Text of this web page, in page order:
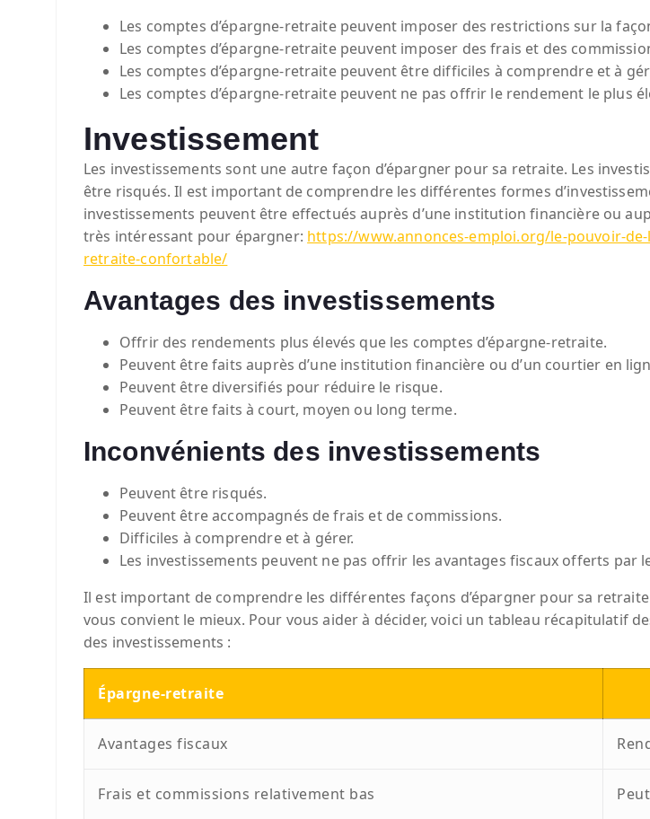
Les comptes d’épargne-retraite peuvent imposer des restrictions sur la
Les comptes d’épargne-retraite peuvent imposer des frais et des
Les comptes d’épargne-retraite peuvent être difficiles à comprendre et à
Les comptes d’épargne-retraite peuvent ne pas offrir le rendement le plus
Investissement
Les investissements sont une autre façon d’épargner pour sa retraite. Les
être risqués. Il est important de comprendre les différentes formes
investissements peuvent être effectués auprès d’une institution financière ou
très intéressant pour épargner: https://www.annonces-emploi.org/le-pouvoir-
retraite-confortable/
Avantages des investissements
Offrir des rendements plus élevés que les comptes d’épargne-retraite.
Peuvent être faits auprès d’une institution financière ou d’un courtier en
Peuvent être diversifiés pour réduire le risque.
Peuvent être faits à court, moyen ou long terme.
Inconvénients des investissements
Peuvent être risqués.
Peuvent être accompagnés de frais et de commissions.
Difficiles à comprendre et à gérer.
Les investissements peuvent ne pas offrir les avantages fiscaux offerts par
Il est important de comprendre les différentes façons d’épargner pour sa
vous convient le mieux. Pour vous aider à décider, voici un tableau récapitulatif
des investissements :
Épargne-retraite
Avantages fiscaux
Frais et commissions relativement bas